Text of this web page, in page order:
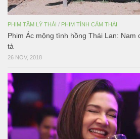
PHIM TÂM LÝ THÁI / PHIM TÌNH CẢM THÁI
Phim Ác mộng tình hồng Thái Lan:
tả
26 NOV, 2018